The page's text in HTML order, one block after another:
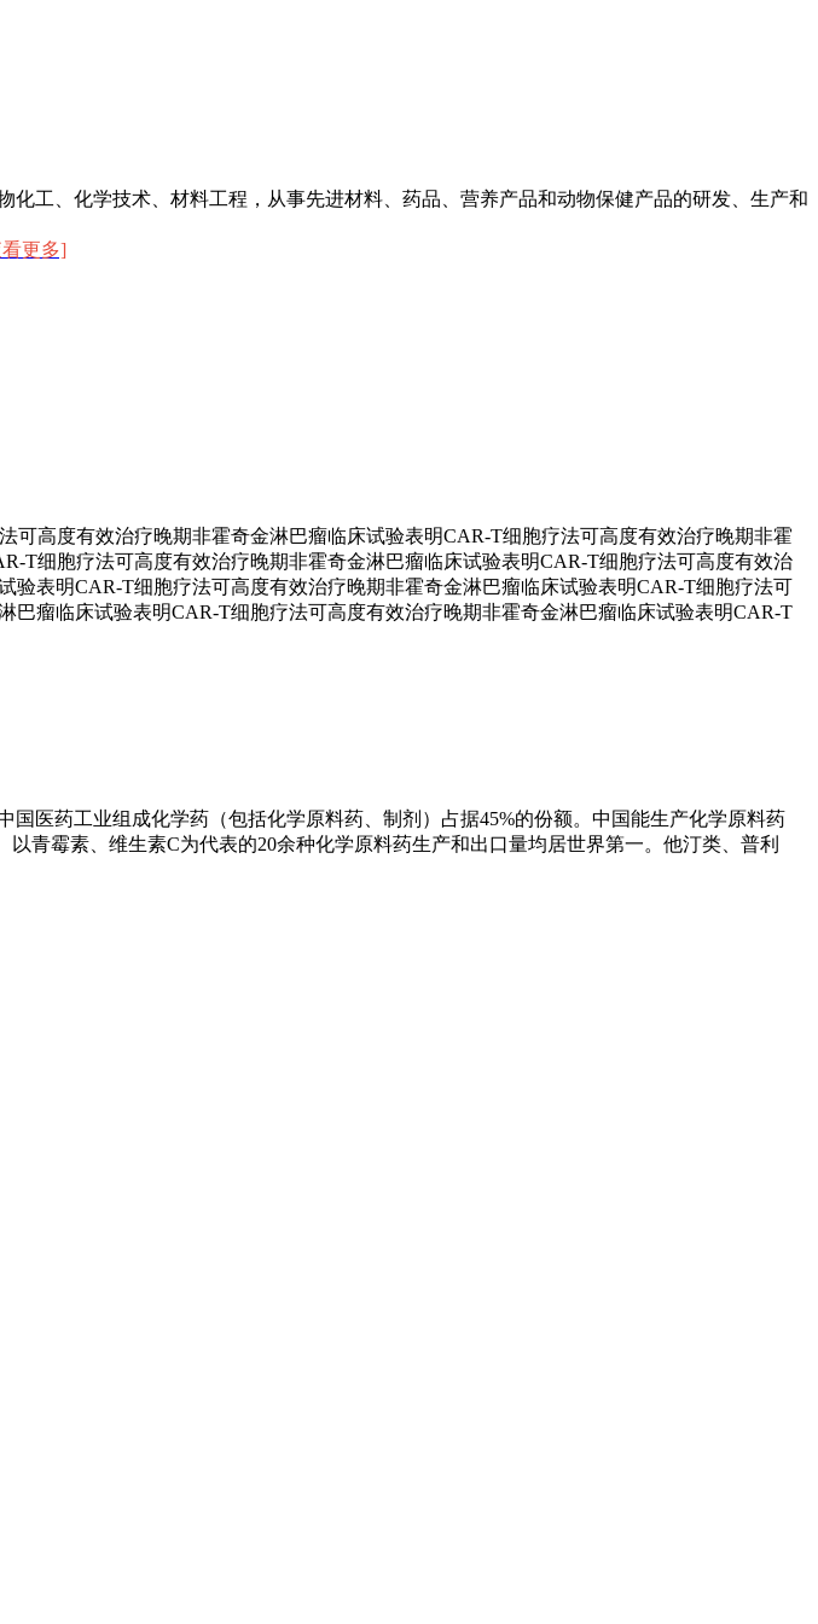
工、化学技术、材料工程，从事先进材料、药品、营养产品和动物保健产品的研发、生产和
更多]
高度有效治疗晚期非霍奇金淋巴瘤临床试验表明CAR-T细胞疗法可高度有效治疗晚期非霍
T细胞疗法可高度有效治疗晚期非霍奇金淋巴瘤临床试验表明CAR-T细胞疗法可高度有效治
表明CAR-T细胞疗法可高度有效治疗晚期非霍奇金淋巴瘤临床试验表明CAR-T细胞疗法可
瘤临床试验表明CAR-T细胞疗法可高度有效治疗晚期非霍奇金淋巴瘤临床试验表明CAR-T
医药工业组成化学药（包括化学原料药、制剂）占据45%的份额。中国能生产化学原料药
青霉素、维生素C为代表的20余种化学原料药生产和出口量均居世界第一。他汀类、普利